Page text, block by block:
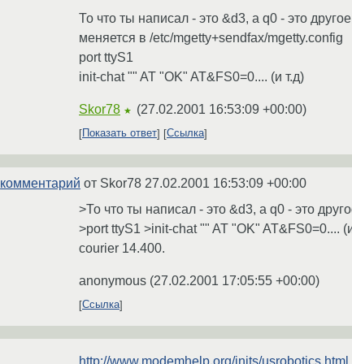
То что ты написал - это &d3, а q0 - это другое
меняется в /etc/mgetty+sendfax/mgetty.config
port ttyS1
init-chat "" AT "OK" AT&FS0=0.... (и т.д)
Skor78 ★ (27.02.2001 16:53:09 +00:00)
Показать ответ Ссылка
комментарий от Skor78 27.02.2001 16:53:09 +00:00
>То что ты написал - это &d3, а q0 - это
>port ttyS1 >init-chat "" AT "OK" AT&FS0=0....
courier 14.400.
anonymous (27.02.2001 17:05:55 +00:00)
Ссылка
http://www.modemhelp.org/inits/usrobotics.html